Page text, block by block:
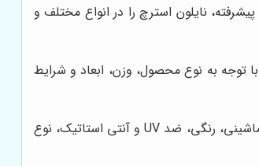
نایلون استرچ را در انواع مختلف و
با توجه به نوع محصول، وزن، ابعاد و شرایط
با توجه به مشاوره کارشناسان، نوع نایلون استرچ مورد نظر خود را انتخاب کنید. می‌توانید از بین نایلون استرچ دستی، ماشینی، رنگی، ضد UV و آنتی استاتیک، نوع